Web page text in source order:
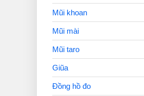
Mũi khoan
Mũi mài
Mũi taro
Giũa
Đồng hồ đo